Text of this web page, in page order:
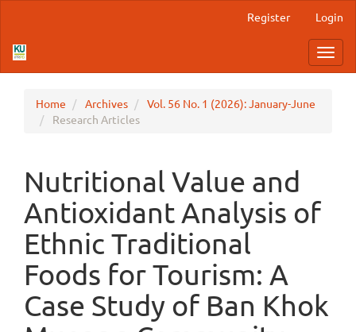
Sidebar
Register Login
Home Archives
Vol. 56 No. 1 (2026): January-June
Research Articles
Nutritional Value and
Antioxidant Analysis of
Ethnic Traditional
Foods for Tourism: A
Case Study of Ban Khok